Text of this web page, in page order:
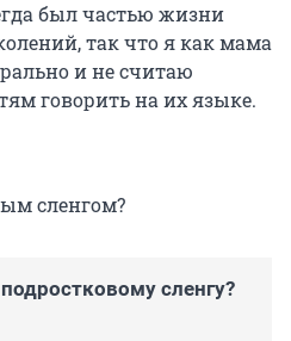
был частью жизни
так что я как мама
и не считаю
говорить на их языке.
сленгом?
сленгу?